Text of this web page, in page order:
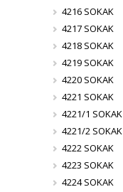
4216 SOKAK
4217 SOKAK
4218 SOKAK
4219 SOKAK
4220 SOKAK
4221 SOKAK
4221/1 SOKAK
4221/2 SOKAK
4222 SOKAK
4223 SOKAK
4224 SOKAK